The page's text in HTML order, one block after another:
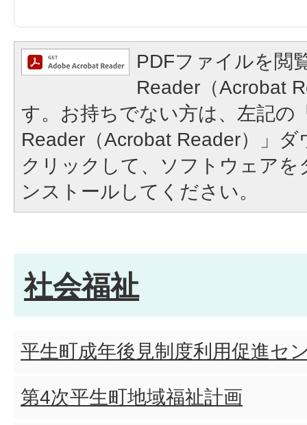
PDFファイルを閲
Reader（Acrobat
す。お持ちでない方は、左記の
Reader（Acrobat Reader）」
クリックして、ソフトウェア
ンストールしてください。
社会福祉
平生町成年後見制度利用促進セ
第4次平生町地域福祉計画